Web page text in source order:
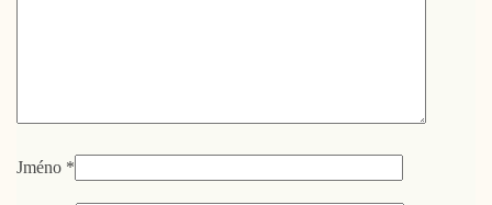
Jméno *